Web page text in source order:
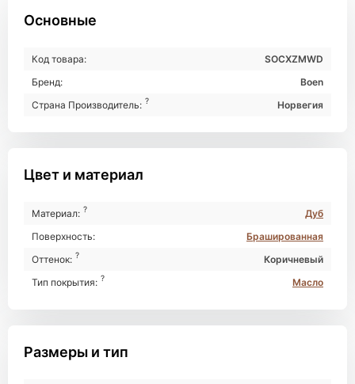
Основные
Код товара:
SOCXZMWD
Бренд:
Boen
Страна Производитель: ? Норвегия
Цвет и материал
Материал: ?
Дуб
Поверхность:
Брашированная
Оттенок: ?
Коричневый
Тип покрытия: ? Масло
Размеры и тип